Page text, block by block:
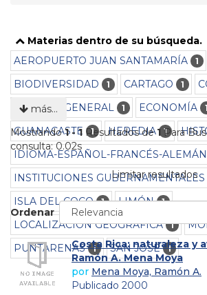
Materias dentro de su búsqueda.
AEROPUERTO JUAN SANTAMARÍA
1
BIODIVERSIDAD 1 CARTAGO 1
CULTURA GENERAL
1 ECONOMÍA 1
GUANACASTE 1 HEREDIA 1
IDIOMA-ESPAÑOL-FRANCÉS-
INSTITUCIONES GUBERNAMENTALES
ISLA DEL COCO 1 LIMÓN 1
LOCALIZACIÓN GEOGRÁFICA 1
PUNTARENAS 1 SAN JOSÉ 1
más…
Mostrando1 - 1 Resultados de1 Para
consulta: 0.02s
Limitar resultados
Ordenar
Costa Rica: naturaleza y
Ramón A. Mena Moya
por Mena Moya, Ramón A.
Publicado 2000